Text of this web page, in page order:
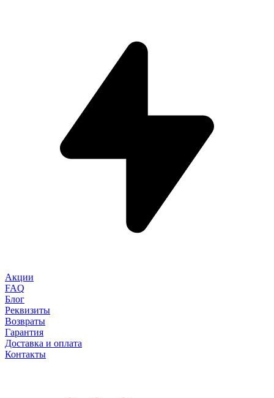
Акции
FAQ
Блог
Реквизиты
Возвраты
Гарантия
Доставка и оплата
Контакты